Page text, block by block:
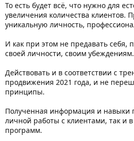
То есть будет всё, что нужно для
увеличения количества клиентов.
уникальную личность,
И как при этом не предавать себя,
своей личности, своим убеждениям.
Действовать и в соответствии с
продвижения 2021 года, и не
принципы.
Полученная информация и навыки
личной работы с клиентами, так и
программ.